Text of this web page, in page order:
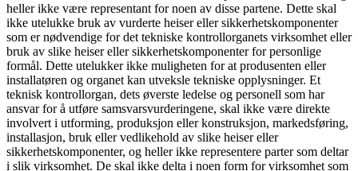
heller ikke være representant for noen av disse partene. Dette skal
ikke utelukke bruk av vurderte heiser eller sikkerhetskomponenter
som er nødvendige for det tekniske kontrollorganets virksomhet eller
bruk av slike heiser eller sikkerhetskomponenter for personlige
formål. Dette utelukker ikke muligheten for at produsenten eller
installatøren og organet kan utveksle tekniske opplysninger. Et
teknisk kontrollorgan, dets øverste ledelse og personell som har
ansvar for å utføre samsvarsvurderingene, skal ikke være direkte
involvert i utforming, produksjon eller konstruksjon, markedsføring,
installasjon, bruk eller vedlikehold av slike heiser eller
sikkerhetskomponenter, og heller ikke representere parter som deltar
i slik virksomhet. De skal ikke delta i noen form for virksomhet som